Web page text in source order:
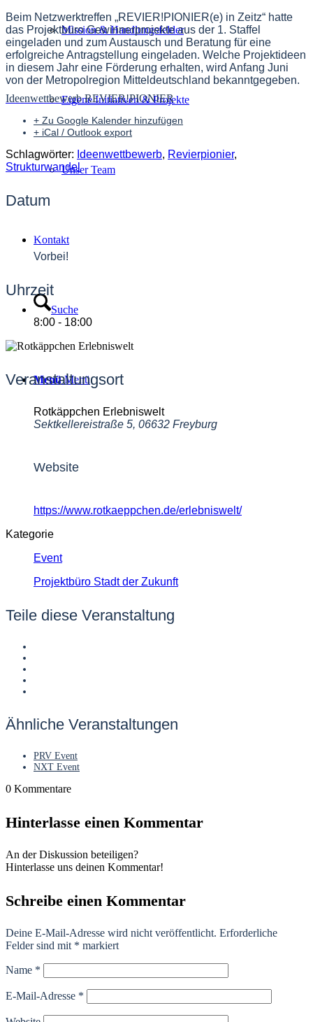
Mission & Handlungsfelder
Eigene Initiativen & Projekte
Unser Team
Kontakt
Suche
Menü Menü
Beim Netzwerktreffen „REVIER!PIONIER(e) in Zeitz“ hatte
das Projektbüro Gewinnerprojekte aus der 1. Staffel
eingeladen und zum Austausch und Beratung für eine
erfolgreiche Antragstellung eingeladen. Welche Projektideen
in diesem Jahr eine Förderung erhalten, wird Anfang Juni
von der Metropolregion Mitteldeutschland bekanntgegeben.
Ideenwettbewerb REVIER!PIONIER
+ Zu Google Kalender hinzufügen
+ iCal / Outlook export
Schlagwörter: Ideenwettbewerb, Revierpionier,
Strukturwandel
Datum
Vorbei!
Uhrzeit
8:00 - 18:00
Veranstaltungsort
Rotkäppchen Erlebniswelt
Sektkellereistraße 5, 06632 Freyburg
Website
https://www.rotkaeppchen.de/erlebniswelt/
Kategorie
Event
Projektbüro Stadt der Zukunft
Teile diese Veranstaltung
Ähnliche Veranstaltungen
PRV Event
NXT Event
0 Kommentare
Hinterlasse einen Kommentar
An der Diskussion beteiligen?
Hinterlasse uns deinen Kommentar!
Schreibe einen Kommentar
Deine E-Mail-Adresse wird nicht veröffentlicht. Erforderliche
Felder sind mit * markiert
Name *
E-Mail-Adresse *